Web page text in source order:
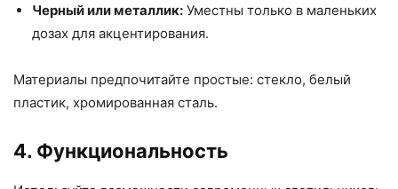
Черный или металлик: Уместны только в маленьких
дозах для акцентирования.
Материалы предпочитайте простые: стекло, белый
пластик, хромированная сталь.
4. Функциональность